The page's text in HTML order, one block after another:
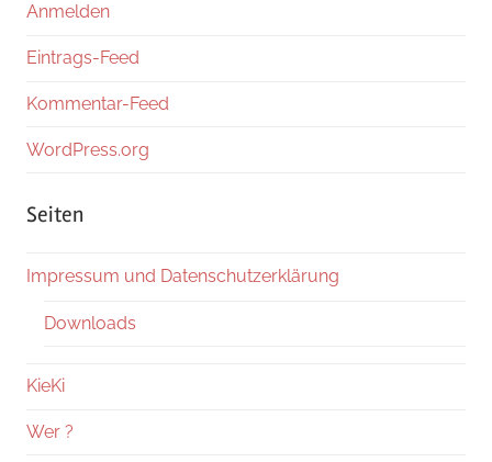
Anmelden
Eintrags-Feed
Kommentar-Feed
WordPress.org
Seiten
Impressum und Datenschutzerklärung
Downloads
KieKi
Wer ?